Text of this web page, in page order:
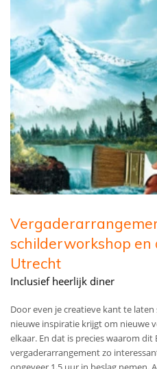
schilderworkshop en
Utrecht
Inclusief heerlijk diner
Door even je creatieve kant te
nieuwe inspiratie krijgt om nieuwe
elkaar. En dat is precies waarom dit
vergaderarrangement zo